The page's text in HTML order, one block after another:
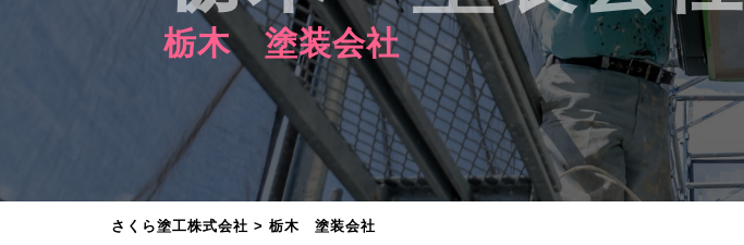
栃木 塗装会社
さくら塗工株式会社 > 栃木 塗装会社